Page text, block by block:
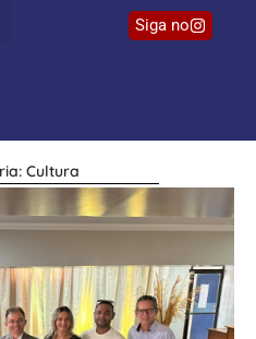
Siga no
Cultura